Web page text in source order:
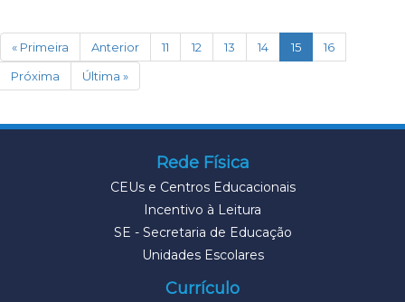
« Primeira Anterior 11 12 13 14 15(current)
16
Próxima
Última »
Rede Física
CEUs e Centros Educacionais
Incentivo à Leitura
SE - Secretaria de Educação
Unidades Escolares
Currículo